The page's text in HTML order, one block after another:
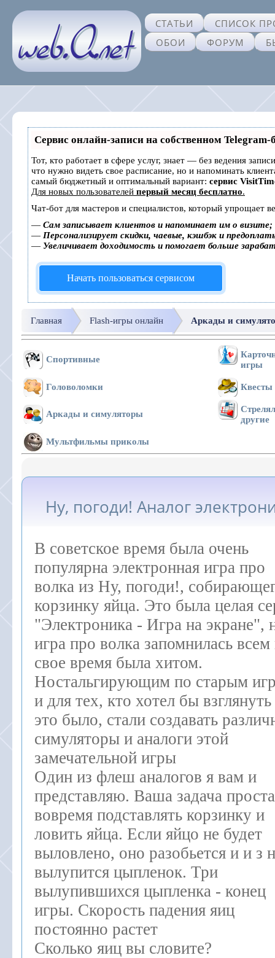
СТАТЬИ
СПИСОК
ОБОИ
ФОРУМ
Сервис онлайн-записи на собственном Telegram-
Тот, кто работает в сфере услуг, знает — без ведения
что нужно видеть свое расписание, но и напоминать
самый бюджетный и оптимальный вариант: сервис
Для новых пользователей первый месяц бесплатно.
Чат-бот для мастеров и специалистов, который упрощает
— Сам записывает клиентов и напоминает им о визите;
— Персонализирует скидки, чаевые, кэшбэк и
— Увеличивает доходимость и помогает больше
Начать пользоваться сервисом
Главная Flash-игры онлайн Аркады и
Спортивные
игры
Головоломки Квесты
Аркады и симуляторы
другие
Мультфильмы приколы
Ну, погоди! Аналог
В советское время была очень
популярна электронная игра про
волка из Ну, погоди!,
корзинку яйца. Это была целая
"Электроника - Игра на экране",
игра про волка запомнилась всем
свое время была хитом.
Ностальгирующим по старым
и для тех, кто хотел бы взглянуть
это было, стали создавать
симуляторы и аналоги этой
замечательной игры
Один из флеш аналогов я вам и
представляю. Ваша задача
вовремя подставлять корзинку и
ловить яйца. Если яйцо не будет
выловлено, оно разобьется и и з
вылупится цыпленок. Три
вылупившихся цыпленка - конец
игры. Скорость падения яиц
постоянно растет
Сколько яиц вы словите?